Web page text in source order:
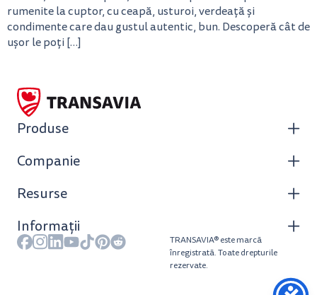
rumenite la cuptor, cu ceapă, usturoi, verdeață și
condimente care dau gustul autentic, bun. Descoperă cât de
ușor le poți […]
Produse
Companie
Resurse
Informații
TRANSAVIA® este marcă
înregistrată. Toate drepturile
rezervate.